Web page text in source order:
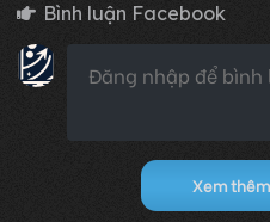
Bình luận Facebook
Xem